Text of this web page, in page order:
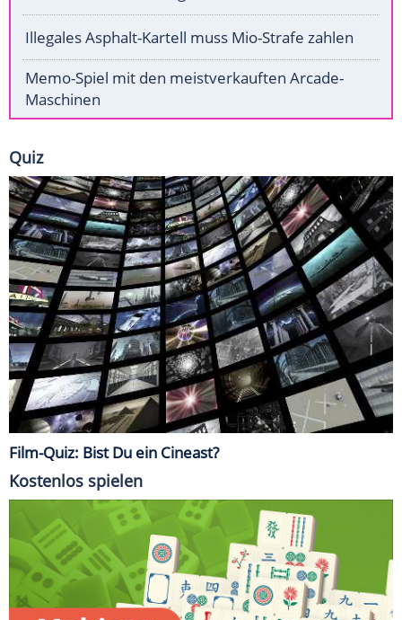
Illegales Asphalt-Kartell muss Mio-Strafe zahlen
Memo-Spiel mit den meistverkauften Arcade-
Maschinen
Quiz
Film-Quiz: Bist Du ein Cineast?
Kostenlos spielen